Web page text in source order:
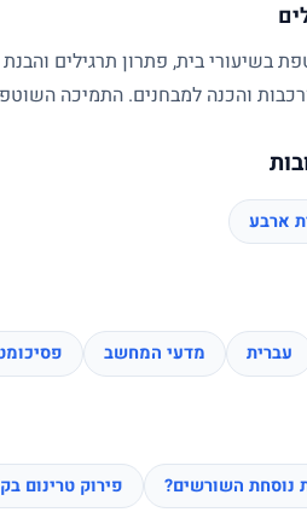
בשיעורי בית, פתרון תרגילים
והכנה למבחנים. התמיכה
ארבע
עברית מדעי המחשב
נוסחת השורשים? פירוק טרינום